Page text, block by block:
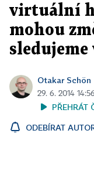
virtuální
mohou
sledujeme
Otakar Schön
29. 6. 2014
PŘEHRÁT
ODEBÍRAT